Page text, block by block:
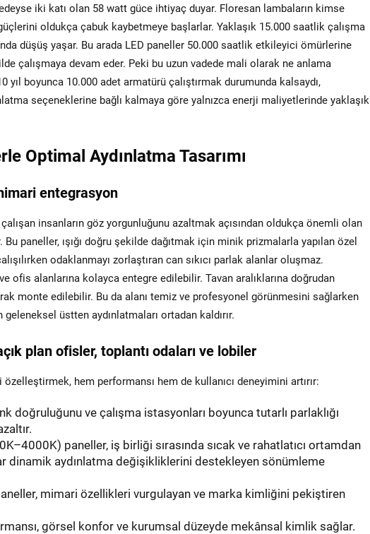
iki katı olan 58 watt güce ihtiyaç duyar. Floresan lambaların kimse
oldukça çabuk kaybetmeye başlarlar. Yaklaşık 15.000 saatlik çalışma
düşüş yaşar. Bu arada LED paneller 50.000 saatlik etkileyici ömürlerine
çalışmaya devam eder. Peki bu uzun vadede mali olarak ne anlama
boyunca 10.000 adet armatürü çalıştırmak durumunda kalsaydı,
seçeneklerine bağlı kalmaya göre yalnızca enerji maliyetlerinde yaklaşık
Optimal Aydınlatma Tasarımı
entegrasyon
insanların göz yorgunluğunu azaltmak açısından oldukça önemli olan
paneller, ışığı doğru şekilde dağıtmak için minik prizmalarla yapılan özel
odaklanmayı zorlaştıran can sıkıcı parlak alanlar oluşmaz.
ofis alanlarına kolayca entegre edilebilir. Tavan aralıklarına doğrudan
monte edilebilir. Bu da alanı temiz ve profesyonel görünmesini sağlarken
üstten aydınlatmaları ortadan kaldırır.
plan ofisler, toplantı odaları ve lobiler
hem performansı hem de kullanıcı deneyimini artırır:
doğruluğunu ve çalışma istasyonları boyunca tutarlı parlaklığı
paneller, iş birliği sırasında sıcak ve rahatlatıcı ortamdan
dinamik aydınlatma değişikliklerini destekleyen sönümleme
mimari özellikleri vurgulayan ve marka kimliğini pekiştiren
görsel konfor ve kurumsal düzeyde mekânsal kimlik sağlar.